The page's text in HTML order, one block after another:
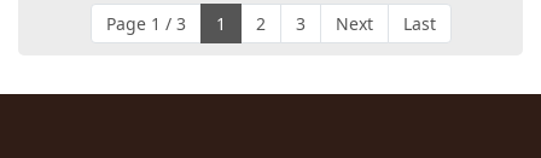
Page 1 / 3 1 2 3 Next Last